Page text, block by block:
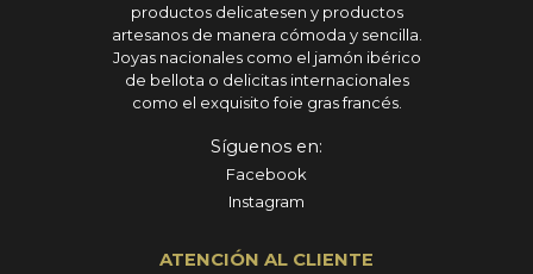
productos delicatesen y productos
artesanos de manera cómoda y sencilla.
Joyas nacionales como el jamón ibérico
de bellota o delicitas internacionales
como el exquisito foie gras francés.
Síguenos en:
Facebook
Instagram
ATENCIÓN AL CLIENTE